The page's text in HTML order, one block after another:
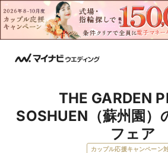
THE GARDEN
SOSHUEN（蘇州園）
フェア
カップル応援キャンペーン